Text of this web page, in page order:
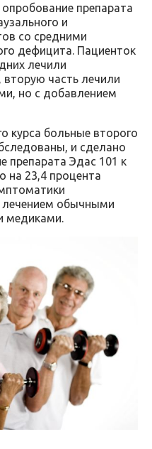
препарата
и
со средними
дефицита. Пациенток
лечили
часть лечили
но с добавлением
курса больные второго
и сделано
препарата Эдас 101 к
на 23,4 процента
лечением обычными
медиками.